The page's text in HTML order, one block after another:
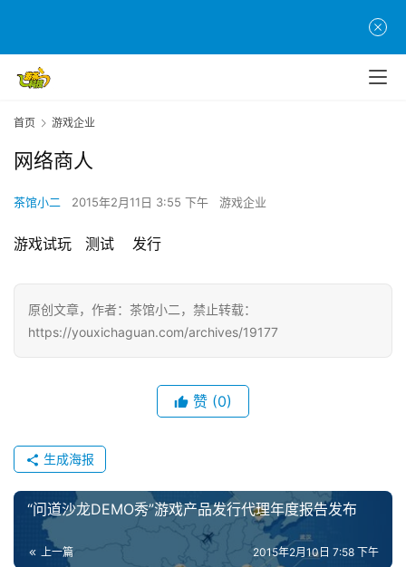
游
茶
创
游
业
界
手
机
游
游
戏
休
游
首页 游戏企业
网络商人
茶馆小二 2015年2月11日 3:55 下午 游戏企业
游戏试玩   测试    发行
原创文章，作者：茶馆小二，禁止转载：
https://youxichaguan.com/archives/19177
赞 (0)
生成海报
“问道沙龙DEMO秀”游戏产品发行代理年度报告发布
上一篇 2015年2月10日 7:58 下午